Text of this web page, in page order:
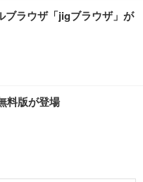
ッシュ ゲーミング/勉強/事
ェア (ホワイト)
ア デスクチェア 肘なし メ
ポート付き 腰サポート ガ
FHD】GRAPHT THE S
24” Essential ゲーミン
シーツ 超厚型 お徳用 レギ
限定】
ブラウザ「jigブラウザ」が
料版が登場